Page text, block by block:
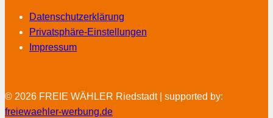
Datenschutzerklärung
Privatsphäre-Einstellungen
Impressum
© 2026 FREIE WÄHLER Riedstadt | supported by:
freiewaehler-werbung.de